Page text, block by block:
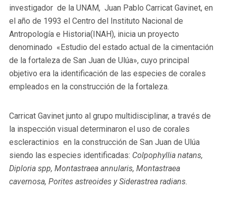
investigador de la UNAM, Juan Pablo Carricat Gavinet, en
el año de 1993 el Centro del Instituto Nacional de
Antropología e Historia(INAH), inicia un proyecto
denominado «Estudio del estado actual de la cimentación
de la fortaleza de San Juan de Ulúa», cuyo principal
objetivo era la identificación de las especies de corales
empleados en la construcción de la fortaleza.
Carricat Gavinet junto al grupo multidisciplinar, a través de
la inspección visual determinaron el uso de corales
escleractinios en la construcción de San Juan de Ulúa
siendo las especies identificadas: Colpophyllia natans,
Diploria spp, Montastraea annularis, Montastraea
cavernosa, Porites astreoides y Siderastrea radians.